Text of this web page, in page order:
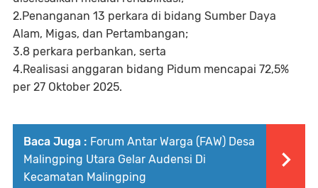
2.Penanganan 13 perkara di bidang Sumber Daya
Alam, Migas, dan Pertambangan;
3.8 perkara perbankan, serta
4.Realisasi anggaran bidang Pidum mencapai 72,5%
per 27 Oktober 2025.
Baca Juga : Forum Antar Warga (FAW) Desa
Malingping Utara Gelar Audensi Di
Kecamatan Malingping